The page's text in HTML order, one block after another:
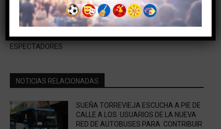
SALEN A LA VENTA LAS
ENTRADAS DE CRAZY
URBAN FESTIVAL, QUE
PODRÁ ACOGER A 15.000
ESPECTADORES
la lista de espera para una
mamografía urgente es de
unos 6 meses
NOTICIAS RELACIONADAS
SUEÑA TORREVIEJA ESCUCHA A PIE DE
CALLE A LOS USUARIOS DE LA NUEVA
RED DE AUTOBUSES PARA CONTRIBUIR